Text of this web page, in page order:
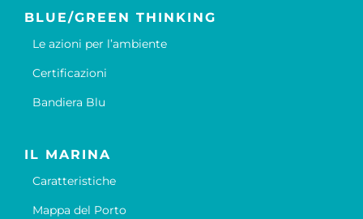
BLUE/GREEN THINKING
Le azioni per l’ambiente
Certificazioni
Bandiera Blu
IL MARINA
Caratteristiche
Mappa del Porto